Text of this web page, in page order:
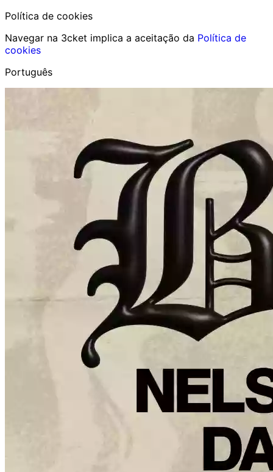
Política de cookies
Navegar na 3cket implica a aceitação da Política de
cookies
Português